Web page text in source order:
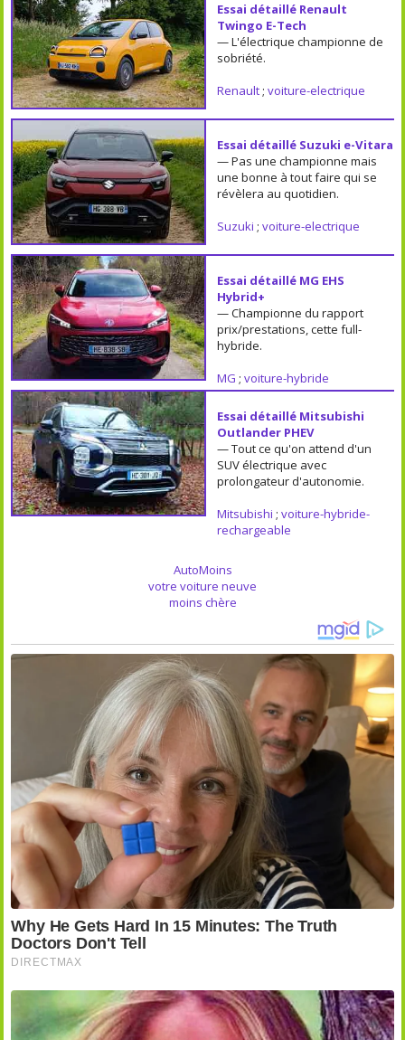
Essai détaillé Renault
Twingo E-Tech
— L'électrique championne de
sobriété.
Renault; voiture-electrique
Essai détaillé Suzuki e-Vitara
— Pas une championne mais
une bonne à tout faire qui se
révèlera au quotidien.
Suzuki ; voiture-electrique
Essai détaillé MG EHS
Hybrid+
— Championne du rapport
prix/prestations, cette full-
hybride.
MG ; voiture-hybride
Essai détaillé Mitsubishi
Outlander PHEV
— Tout ce qu'on attend d'un
SUV électrique avec
prolongateur d'autonomie.
Mitsubishi ; voiture-hybride-
rechargeable
AutoMoins
votre voiture neuve
moins chère